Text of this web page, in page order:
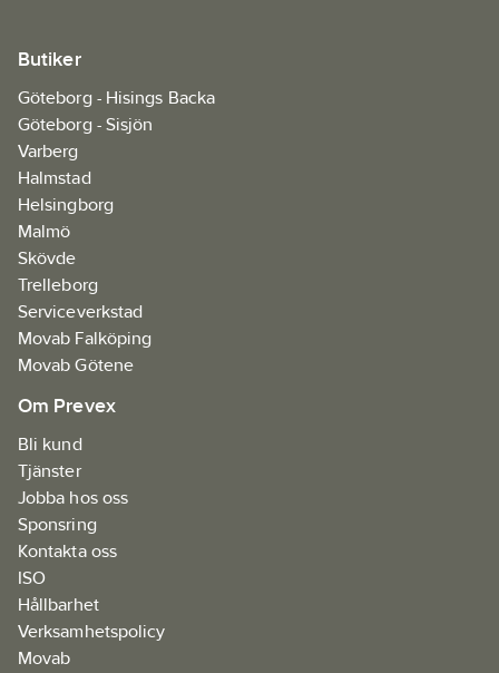
Butiker
Göteborg - Hisings Backa
Göteborg - Sisjön
Varberg
Halmstad
Helsingborg
Malmö
Skövde
Trelleborg
Serviceverkstad
Movab Falköping
Movab Götene
Om Prevex
Bli kund
Tjänster
Jobba hos oss
Sponsring
Kontakta oss
ISO
Hållbarhet
Verksamhetspolicy
Movab